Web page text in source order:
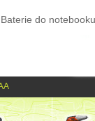
do